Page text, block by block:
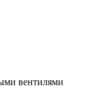
вентилями